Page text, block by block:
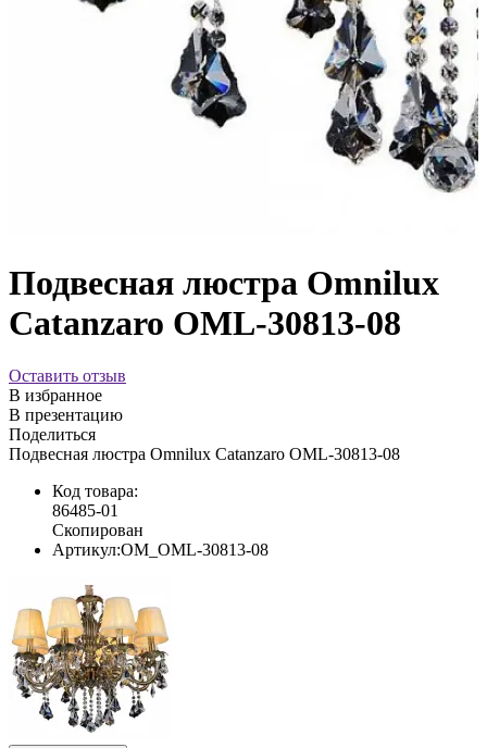
Подвесная люстра Omnilux
Catanzaro OML-30813-08
Оставить отзыв
В избранное
В презентацию
Поделиться
Подвесная люстра Omnilux Catanzaro OML-30813-08
Код товара:
86485-01
Скопирован
Артикул:OM_OML-30813-08